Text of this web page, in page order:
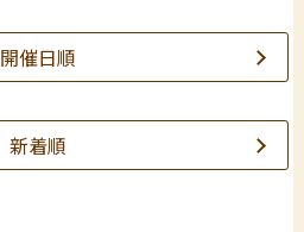
開催日順
新着順